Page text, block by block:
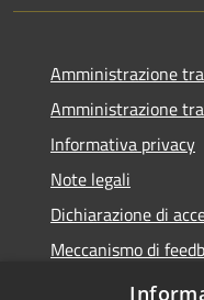
Amministrazione
Amministrazione
Informativa privacy
Note legali
Dichiarazione di
Meccanismo di
Whistleblowing